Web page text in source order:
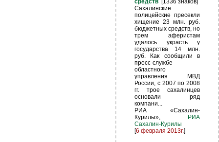
средств [1336 знаков]
Сахалинские
полицейские пресекли
хищение 23 млн. руб.
бюджетных средств, но
трем аферистам
удалось украсть у
государства 14 млн.
руб. Как сообщили в
пресс-службе
областного
управления МВД
России, с 2007 по 2008
гг. трое сахалинцев
основали ряд
компани...
РИА «Сахалин-
Курилы»,
РИА
Сахалин-Курилы
[6 февраля 2013г.]